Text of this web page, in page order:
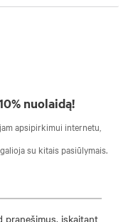
nuolaidą!
apsipirkimui internetu,
su kitais pasiūlymais.
pranešimus, įskaitant